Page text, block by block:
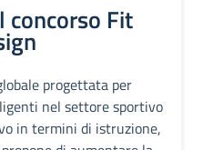
concorso Fit
progettata per
nel settore sportivo
in termini di istruzione,